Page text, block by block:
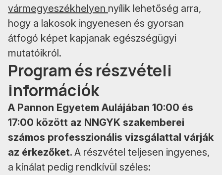
vármegyeszékhelyen nyílik lehetőség arra,
hogy a lakosok ingyenesen és gyorsan
átfogó képet kapjanak egészségügyi
mutatóikról.
Program és részvételi
információk
A Pannon Egyetem Aulájában 10:00 és
17:00 között az NNGYK szakemberei
számos professzionális vizsgálattal várják
az érkezőket. A részvétel teljesen ingyenes,
a kínálat pedig rendkívül széles: